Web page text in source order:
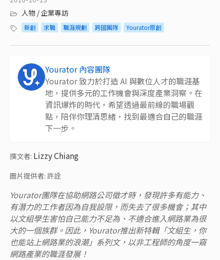
人物 / 企業專訪
新創 求職 職涯規劃 跨國團隊 Yourator原創
Yourator 內容團隊
Yourator 致力於打造 AI 與數位人才的職涯基
地，提供多元的工作機會與深度產業洞察。在
資訊爆炸的時代，希望透過最前線的職場觀
點，陪伴你理清思緒，找到最適合自己的職涯
下一步。
撰文者: Lizzy Chiang
圖片提供者: 許詮
Yourator團隊在協助網路公司徵才時，發現許多有能力、
有潛力的工作者因為自我設限，而失去了很多機會；其中
以文組學生害怕自己能力不足為、不適合進入網路業為很
大的一個族群。因此，Yourator推出新特輯「文組生，你
也能站上網路業的浪潮」系列文，以非工程師的角度一窺
網路產業的職涯發展！